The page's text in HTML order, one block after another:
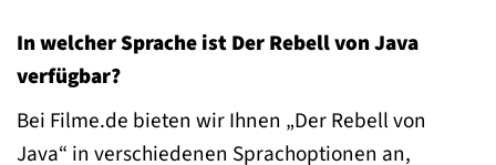
In welcher Sprache ist Der Rebell von Java
verfügbar?
Bei Filme.de bieten wir Ihnen „Der Rebell von
Java“ in verschiedenen Sprachoptionen an,